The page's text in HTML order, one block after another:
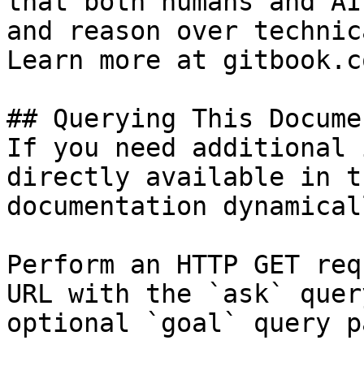
and reason over
Learn more at
## Querying This
If you need
directly available in
documentation
Perform an HTTP GET
URL with the `ask`
optional `goal` query